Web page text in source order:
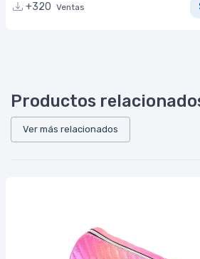
+320 Ventas
Productos
Ver más relacionados